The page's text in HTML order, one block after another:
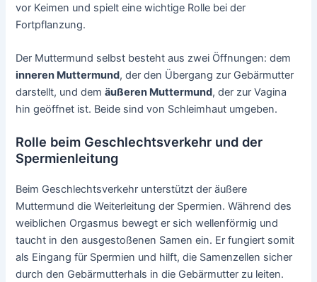
vor Keimen und spielt eine wichtige Rolle bei der
Fortpflanzung.
Der Muttermund selbst besteht aus zwei Öffnungen: dem
inneren Muttermund, der den Übergang zur Gebärmutter
darstellt, und demäußeren Muttermund, der zur Vagina
hin geöffnet ist. Beide sind von Schleimhaut umgeben.
Rolle beim Geschlechtsverkehr und der
Spermienleitung
Beim Geschlechtsverkehr unterstützt der äußere
Muttermund die Weiterleitung der Spermien. Während des
weiblichen Orgasmus bewegt er sich wellenförmig und
taucht in den ausgestoßenen Samen ein. Er fungiert somit
als Eingang für Spermien und hilft, die Samenzellen sicher
durch den Gebärmutterhals in die Gebärmutter zu leiten.